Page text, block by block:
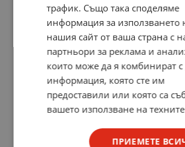
трафик. Също така споделяме
информация за използването
нашия сайт от ваша страна с
партньори за реклама и
които може да я комбинират с
информация, която сте им
предоставили или която са
вашето използване на
ПРИЕМЕТЕ